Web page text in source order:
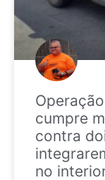
cumpre
contra
no